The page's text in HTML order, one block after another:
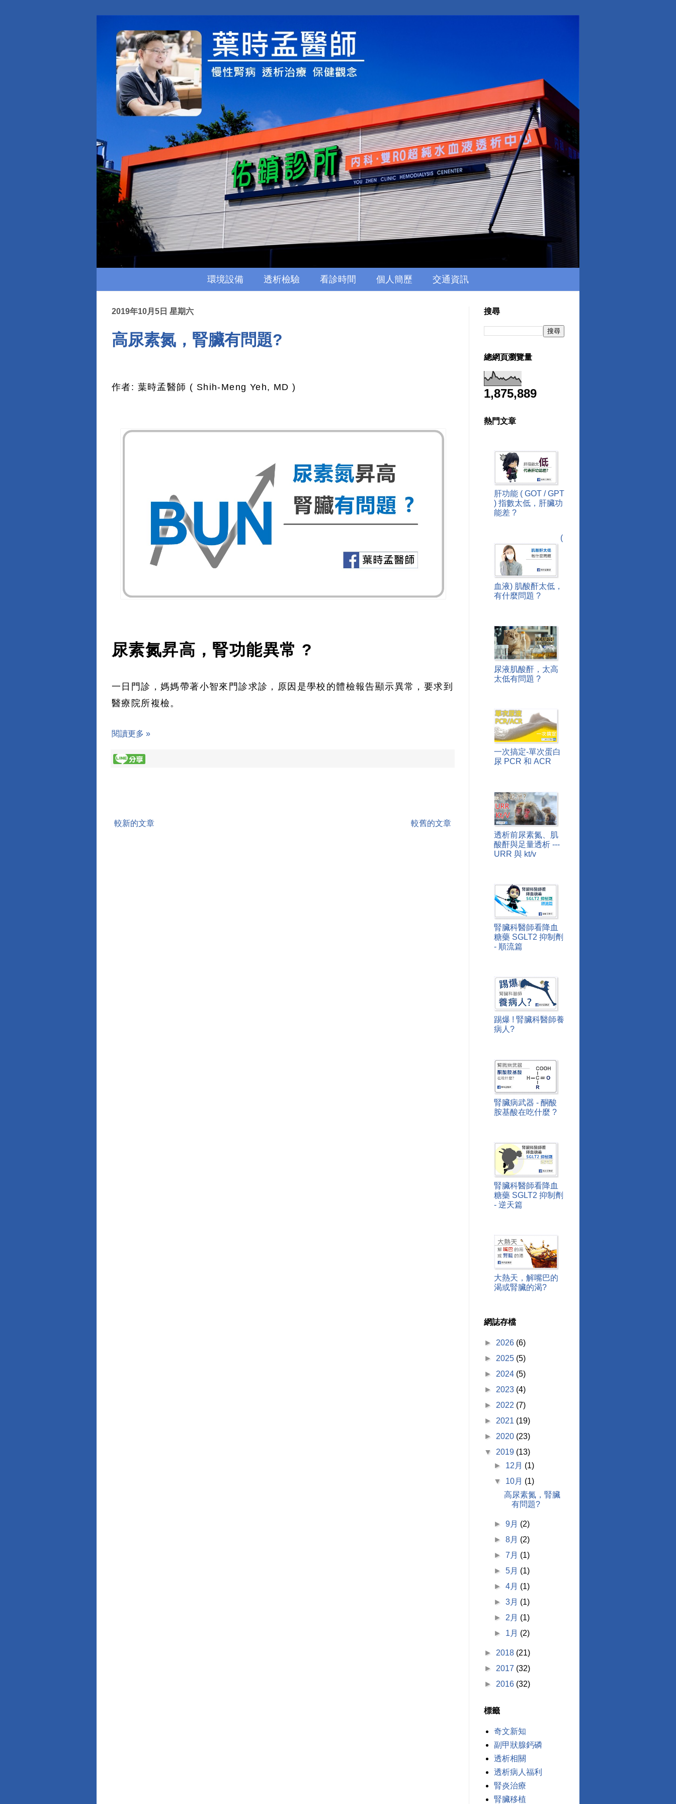
環境設備 透析檢驗 看診時間 個人簡歷 交通資訊
2019年10月5日 星期六
高尿素氮，腎臟有問題?
作者: 葉時孟醫師 ( Shih-Meng Yeh, MD )
尿素氮昇高，腎功能異常 ?
一日門診，媽媽帶著小智來門診求診，原因是學校的體檢報告顯示異常，要求到
醫療院所複檢。
閱讀更多 »
較新的文章 較舊的文章
搜尋
總網頁瀏覽量
1,875,889
熱門文章
肝功能 ( GOT / GPT
) 指數太低，肝臟功
能差 ?
(
血液) 肌酸酐太低，
有什麼問題 ?
尿液肌酸酐，太高
太低有問題 ?
一次搞定-單次蛋白
尿 PCR 和 ACR
透析前尿素氮、肌
酸酐與足量透析 ---
URR 與 kt/v
腎臟科醫師看降血
糖藥 SGLT2 抑制劑
- 順流篇
踢爆 ! 腎臟科醫師養
病人?
腎臟病武器 - 酮酸
胺基酸在吃什麼 ?
腎臟科醫師看降血
糖藥 SGLT2 抑制劑
- 逆天篇
大熱天，解嘴巴的
渴或腎臟的渴?
網誌存檔
► 2026 (6)
► 2025 (5)
► 2024 (5)
► 2023 (4)
► 2022 (7)
► 2021 (19)
► 2020 (23)
▼ 2019 (13)
► 12月 (1)
▼ 10月 (1)
高尿素氮，腎臟
有問題?
►9月 (2)
►8月 (2)
►7月 (1)
►5月 (1)
►4月 (1)
►3月 (1)
► 2月 (1)
► 1月 (2)
► 2018 (21)
► 2017 (32)
► 2016 (32)
標籤
奇文新知
副甲狀腺鈣磷
透析相關
透析病人福利
腎炎治療
腎臟移植